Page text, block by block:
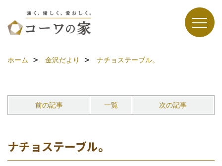
ホーム 金沢だより ナチョステーブル。
前の記事 一覧 次の記事
ナチョステーブル。